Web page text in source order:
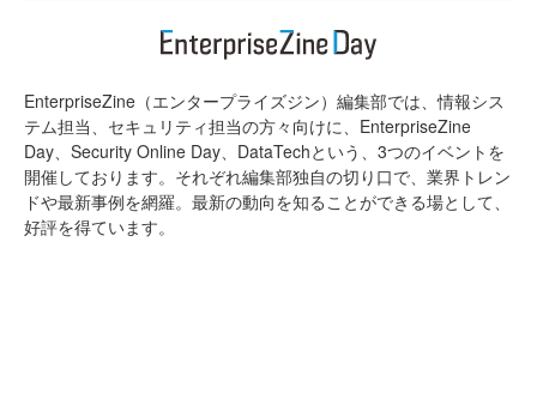
EnterpriseZine（エンタープライズジン）編集部では、情報シス
テム担当、セキュリティ担当の方々向けに、EnterpriseZine
Day、Security Online Day、DataTechという、3つのイベントを
開催しております。それぞれ編集部独自の切り口で、業界トレン
ドや最新事例を網羅。最新の動向を知ることができる場として、
好評を得ています。